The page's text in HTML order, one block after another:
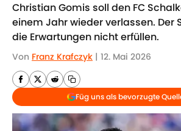
Christian Gomis soll den FC
einem Jahr wieder verlassen. Der
die Erwartungen nicht erfüllen.
Von Franz Krafczyk | 12. Mai 2026
Füg uns als bevorzugte